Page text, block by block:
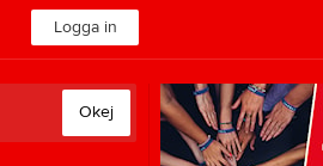
Logga in
Okej